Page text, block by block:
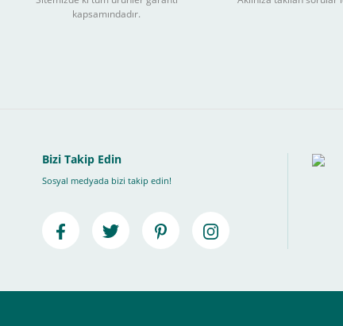
Taksit seçenekleri bankaya göre değişebilir
güvenli ödeme ile ödemenizi tamamlayabilirsiniz ,
kapsamındadır.
Bizi Takip Edin
Sosyal medyada bizi takip edin!